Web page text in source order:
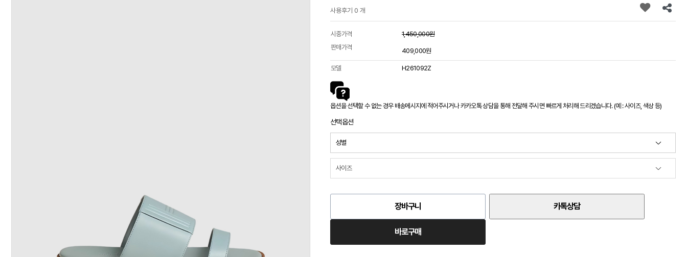
사용후기 0 개
시중가격
1,450,000원
판매가격
409,000원
모델 H261092Z
옵션을 선택할 수 없는 경우 배송메시지에 적어주시거나 카카오톡 상담을 통해 전달해 주시면 빠르게 처리해 드리겠습니다. (예 : 사이즈, 색상 등)
선택옵션
장바구니 카톡상담
바로구매